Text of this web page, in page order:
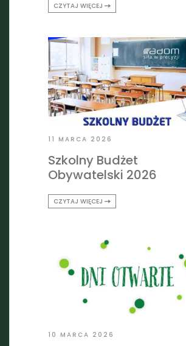
CZYTAJ WIĘCEJ
11 MARCA 2026
Szkolny Budżet
Obywatelski 2026
CZYTAJ WIĘCEJ
10 MARCA 2026